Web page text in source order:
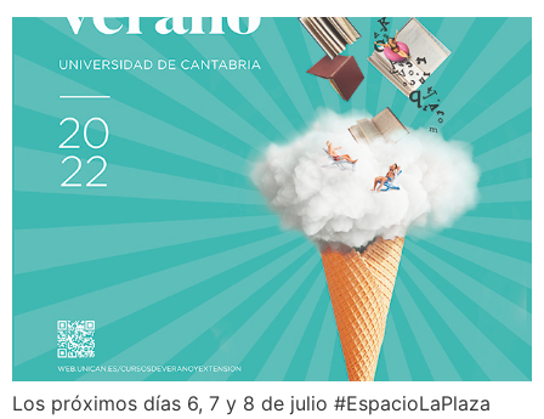
Los próximos días 6, 7 y 8 de julio #EspacioLaPlaza